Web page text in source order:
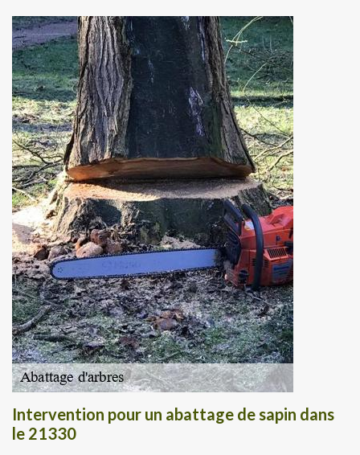
Intervention pour un abattage de sapin dans
le 21330